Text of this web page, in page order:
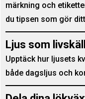
märkning och
du tipsen som gör
Ljus som
Upptäck hur ljusets
både dagsljus och